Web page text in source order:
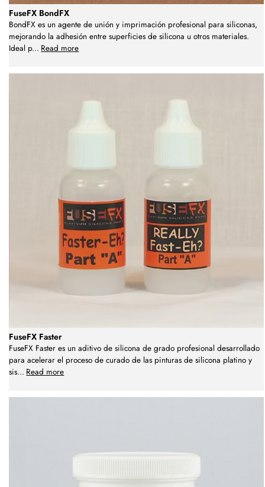
FuseFX BondFX
BondFX es un agente de unión y imprimación profesional para siliconas,
mejorando la adhesión entre superficies de silicona u otros materiales.
Ideal p... Read more
FuseFX Faster
FuseFX Faster es un aditivo de silicona de grado profesional desarrollado
para acelerar el proceso de curado de las pinturas de silicona platino y
sis... Read more